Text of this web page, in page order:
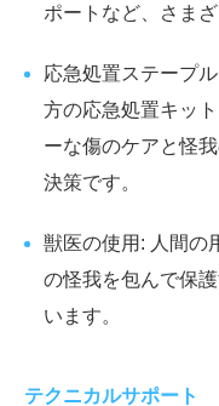
ポートなど、さま
応急処置ステープ
方の応急処置キッ
ーな傷のケアと怪
決策です。
獣医の使用: 人間の
の怪我を包んで保
います。
テクニカルサポート